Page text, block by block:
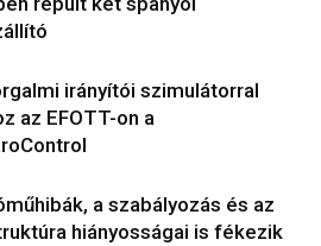
irányítói szimulátorral
az EFOTT-on a
a szabályozás és az
hiányosságai is fékezik